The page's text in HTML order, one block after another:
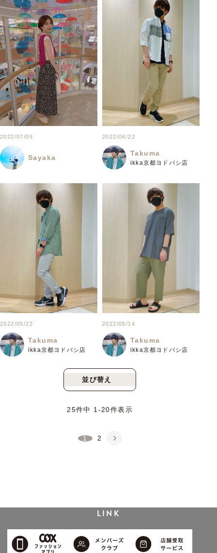
2022/07/05
Sayaka
2022/06/22
Takuma
ikka京都ヨドバシ店
2022/05/22
Takuma
ikka京都ヨドバシ店
2022/05/14
Takuma
ikka京都ヨドバシ店
並び替え
25件中 1-20件表示
1 2
LINK